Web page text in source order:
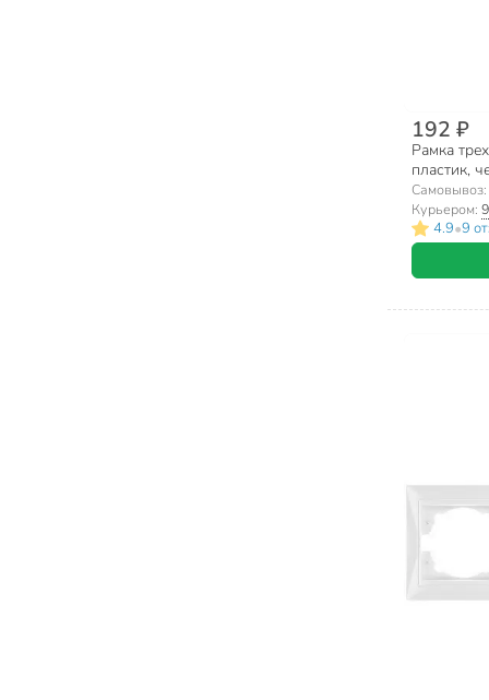
192 ₽
Рамка
пластик,
Lezard,
Самовывоз:
Курьером:
4.9•9